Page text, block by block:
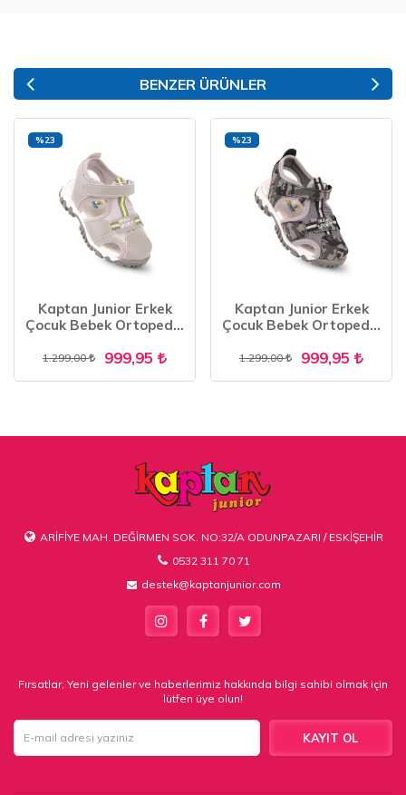
BENZER ÜRÜNLER
Kaptan Junior Erkek
Çocuk Bebek Ortopedik
BAZNE 505
1.299,00 999,95
%23
Kaptan Junior Erkek
Çocuk Bebek Ortopedik
BAZNE 505
1.299,00 999,95
%23
ARİFİYE MAH. DEĞİRMEN SOK. NO:32/A ODUNPAZARI / ESKİŞEHİR
0532 311 70 71
destek@kaptanjunior.com
Fırsatlar, Yeni gelenler ve haberlerimiz hakkında bilgi sahibi olmak için
lütfen üye olun!
KAYIT OL